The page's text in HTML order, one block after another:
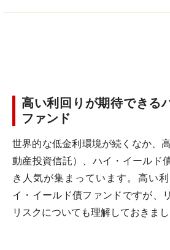
高い利回りが期待できる
ファンド
世界的な低金利環境が続くなか、
動産投資信託）、ハイ・イールド
き人気が集まっています。高い
イ・イールド債ファンドですが、
リスクについても理解しておきまし